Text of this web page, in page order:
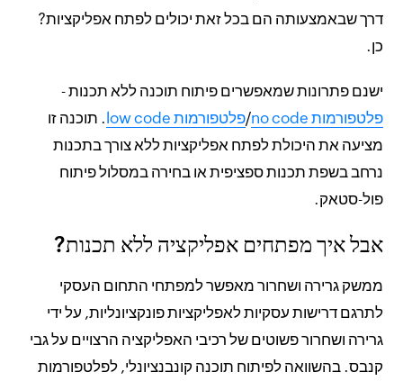
דרך שבאמצעותה הם בכל זאת יכולים לפתח אפליקציות?
כן.
ישנם פתרונות שמאפשרים פיתוח תוכנה ללא תכנות -
פלטפורמות no code
/פלטפורמות low code
. תוכנה זו
מציעה את היכולת לפתח אפליקציות ללא צורך בתכנות
נרחב בשפת תכנות ספציפית או בחירה במסלול פיתוח
פול-סטאק.
אבל איך מפתחים אפליקציה ללא תכנות?
ממשק גרירה ושחרור מאפשר למפתחי התחום העסקי
לתרגם דרישות עסקיות לאפליקציות פונקציונליות, על ידי
גרירה ושחרור פשוטים של רכיבי האפליקציה הרצויים על גבי
קנבס. בהשוואה לפיתוח תוכנה קונבנציונלי, לפלטפורמות